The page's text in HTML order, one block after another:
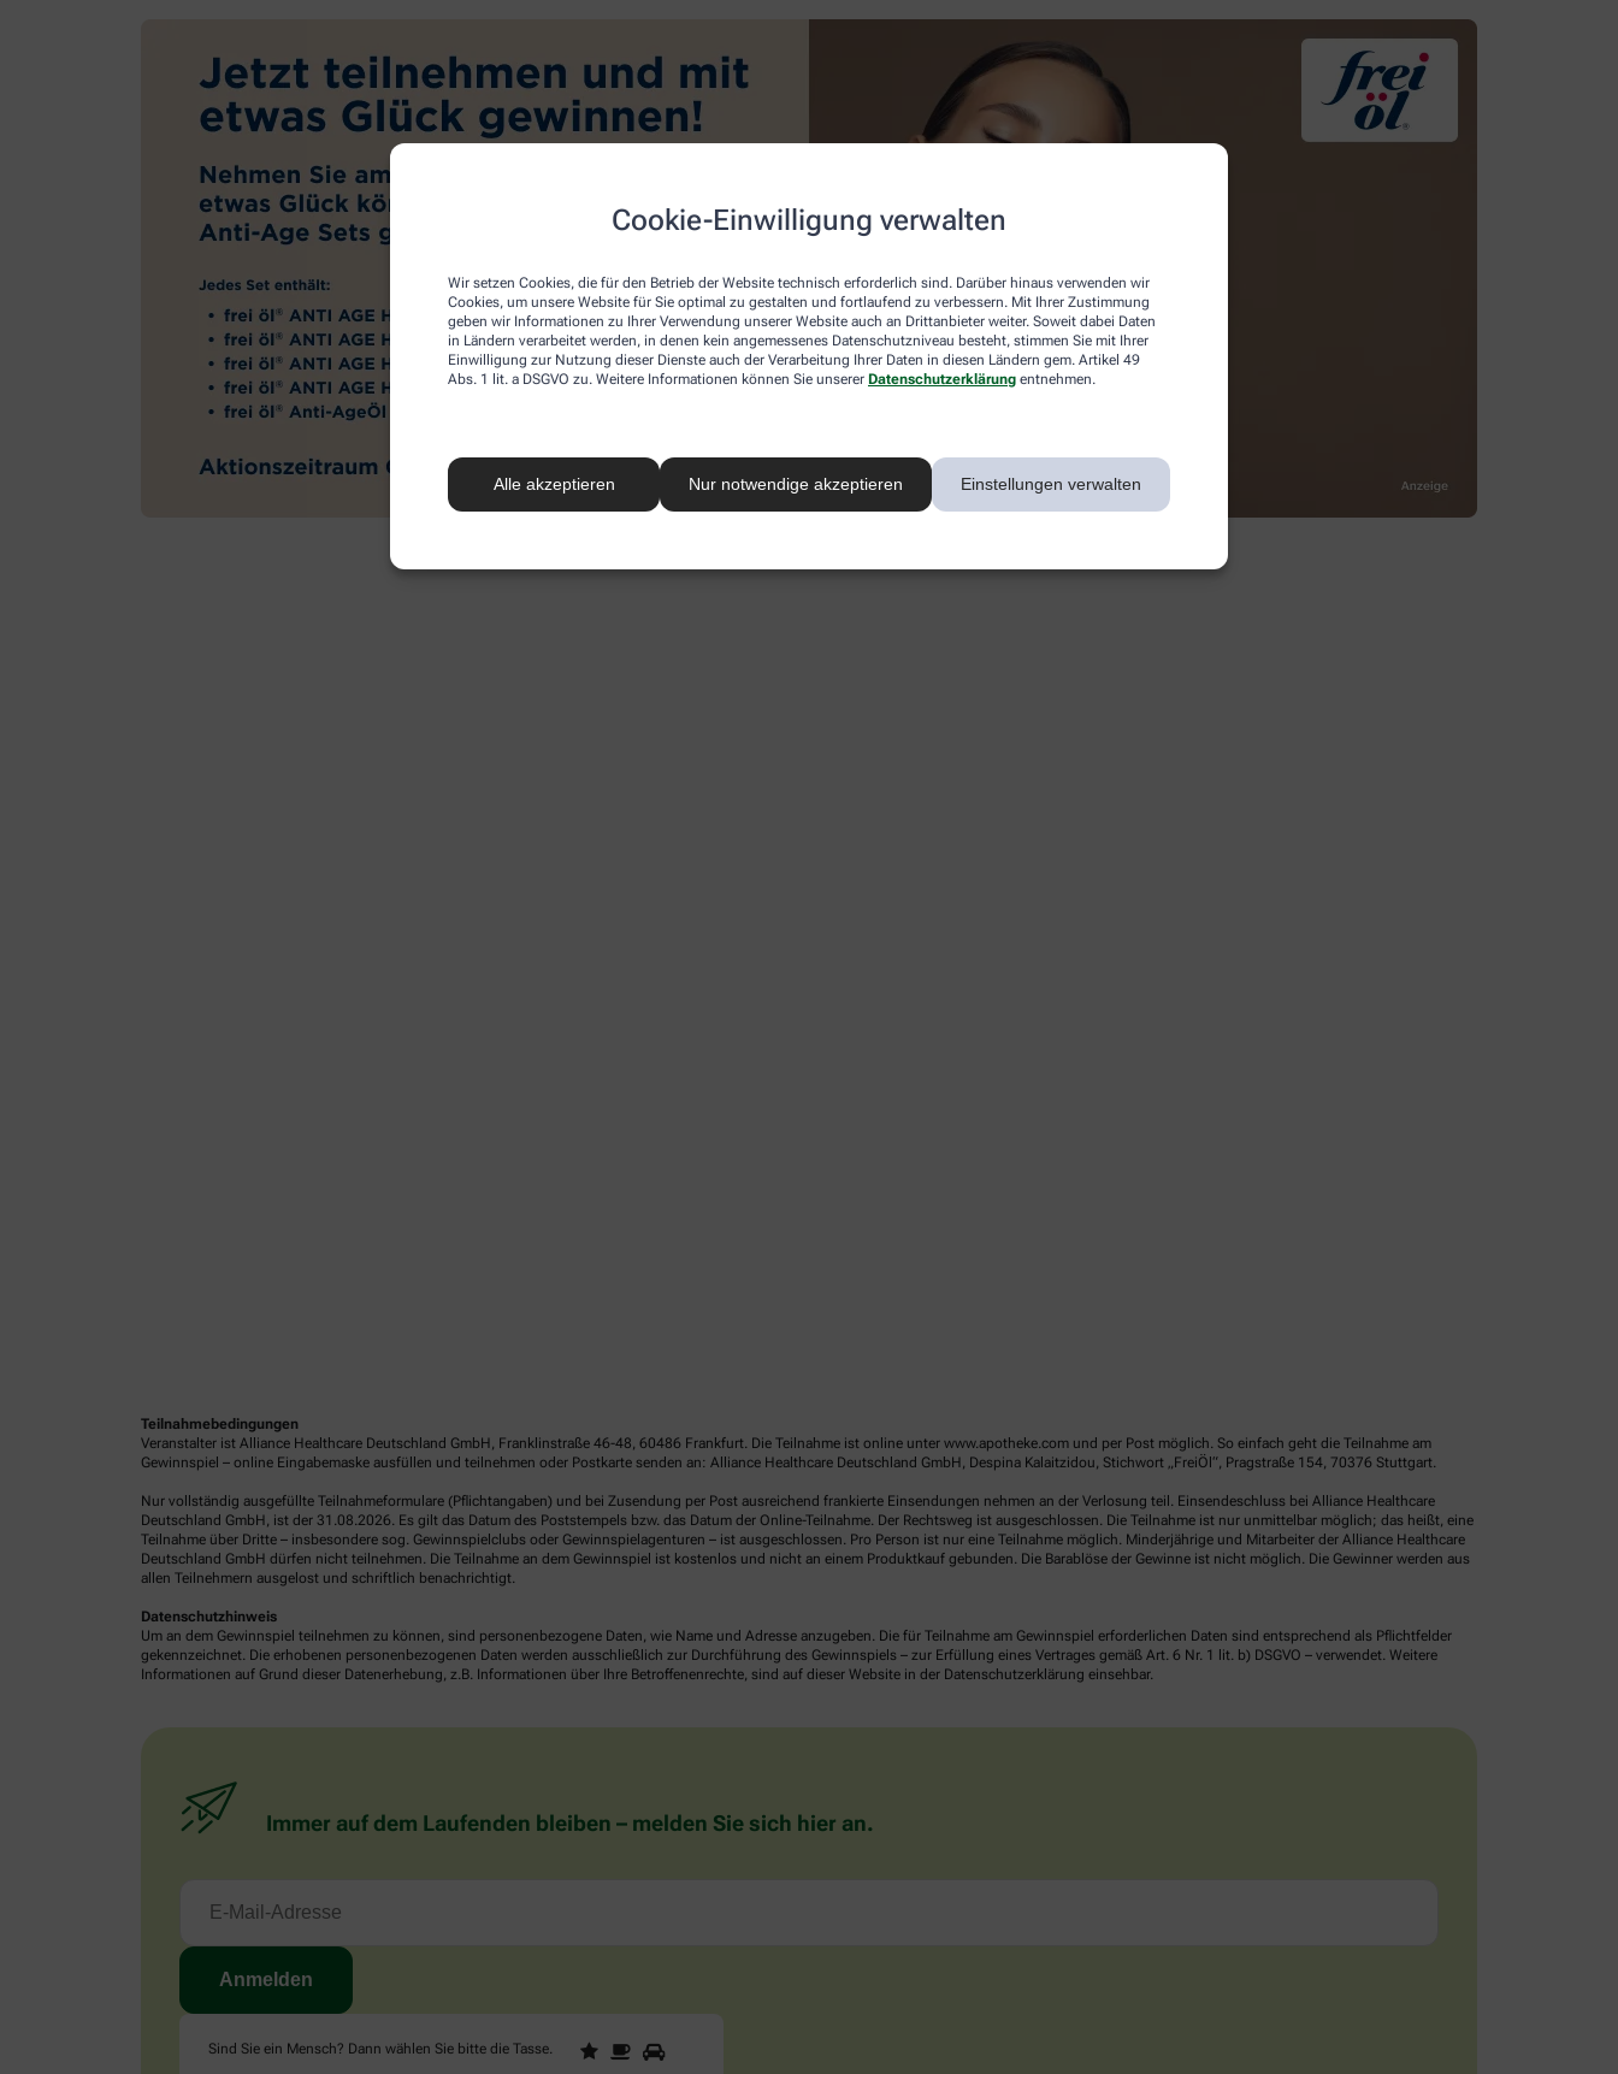
Cookie-Einwilligung verwalten
Wir setzen Cookies, die für den Betrieb der Website technisch erforderlich sind. Darüber hinaus verwenden wir
Cookies, um unsere Website für Sie optimal zu gestalten und fortlaufend zu verbessern. Mit Ihrer Zustimmung
geben wir Informationen zu Ihrer Verwendung unserer Website auch an Drittanbieter weiter. Soweit dabei Daten
in Ländern verarbeitet werden, in denen kein angemessenes Datenschutzniveau besteht, stimmen Sie mit Ihrer
Einwilligung zur Nutzung dieser Dienste auch der Verarbeitung Ihrer Daten in diesen Ländern gem. Artikel 49
Abs. 1 lit. a DSGVO zu. Weitere Informationen können Sie unserer Datenschutzerklärung entnehmen.
Alle akzeptieren Nur notwendige akzeptieren Einstellungen verwalten
Teilnahmebedingungen
Veranstalter ist Alliance Healthcare Deutschland GmbH, Franklinstraße 46-48, 60486 Frankfurt. Die Teilnahme ist online unter www.apotheke.com und per Post möglich. So einfach geht die Teilnahme am
Gewinnspiel – online Eingabemaske ausfüllen und teilnehmen oder Postkarte senden an: Alliance Healthcare Deutschland GmbH, Despina Kalaitzidou, Stichwort „FreiÖl“, Pragstraße 154, 70376 Stuttgart.
Nur vollständig ausgefüllte Teilnahmeformulare (Pflichtangaben) und bei Zusendung per Post ausreichend frankierte Einsendungen nehmen an der Verlosung teil. Einsendeschluss bei Alliance Healthcare
Deutschland GmbH, ist der 31.08.2026. Es gilt das Datum des Poststempels bzw. das Datum der Online-Teilnahme. Der Rechtsweg ist ausgeschlossen. Die Teilnahme ist nur unmittelbar möglich; das heißt, eine
Teilnahme über Dritte – insbesondere sog. Gewinnspielclubs oder Gewinnspielagenturen – ist ausgeschlossen. Pro Person ist nur eine Teilnahme möglich. Minderjährige und Mitarbeiter der Alliance Healthcare
Deutschland GmbH dürfen nicht teilnehmen. Die Teilnahme an dem Gewinnspiel ist kostenlos und nicht an einem Produktkauf gebunden. Die Barablöse der Gewinne ist nicht möglich. Die Gewinner werden aus
allen Teilnehmern ausgelost und schriftlich benachrichtigt.
Datenschutzhinweis
Um an dem Gewinnspiel teilnehmen zu können, sind personenbezogene Daten, wie Name und Adresse anzugeben. Die für Teilnahme am Gewinnspiel erforderlichen Daten sind entsprechend als Pflichtfelder
gekennzeichnet. Die erhobenen personenbezogenen Daten werden ausschließlich zur Durchführung des Gewinnspiels – zur Erfüllung eines Vertrages gemäß Art. 6 Nr. 1 lit. b) DSGVO – verwendet. Weitere
Informationen auf Grund dieser Datenerhebung, z.B. Informationen über Ihre Betroffenenrechte, sind auf dieser Website in der Datenschutzerklärung einsehbar.
Immer auf dem Laufenden bleiben – melden Sie sich hier an.
Sind Sie ein Mensch? Dann wählen Sie bitte die Tasse
Sind
Sie
1 2